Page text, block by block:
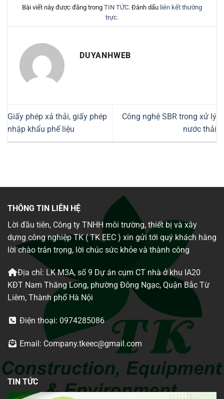
Bài viết này được đăng trong TIN TỨC. Đánh dấu liên kết thường
trực.
DUYANHWEB
Giấy phép xả thải, giấy phép
nhập khẩu phế liệu
Công nghệ SBR trong xử lý
nước thải
THÔNG TIN LIÊN HỆ
Lời đầu tiên, Công ty TNHH môi trường, thiết bị và xây
dựng công nghiệp TK ( TK EEC ) xin gửi tới quý khách hàng
lời chào trân trọng, lời chúc sức khỏe và thành công
Địa chỉ: LK M3A, số 9 Dự án cụm CT nhà ở khu IA20
KĐT Nam Thăng Long, phường Đông Ngạc, Quận Bắc Từ
Liêm, Thành phố Hà Nội
Điện thoại: 0974285086
Email: Company.tkeec@gmail.com
TIN TỨC